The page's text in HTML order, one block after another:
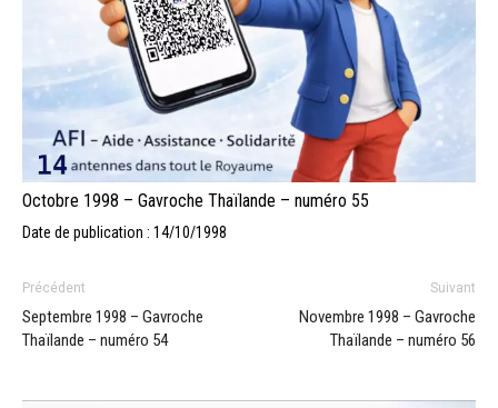
Octobre 1998 – Gavroche Thaïlande – numéro 55
Date de publication : 14/10/1998
Précédent
Septembre 1998 – Gavroche
Thaïlande – numéro 54
Suivant
Novembre 1998 – Gavroche
Thaïlande – numéro 56